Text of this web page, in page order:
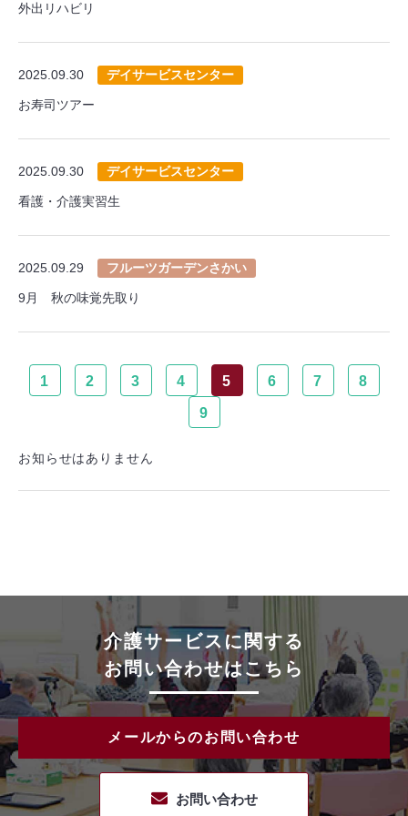
外出リハビリ
2025.09.30 デイサービスセンター
お寿司ツアー
2025.09.30 デイサービスセンター
看護・介護実習生
2025.09.29 フルーツガーデンさかい
9月 秋の味覚先取り
1 2 3 4 5 6 7 8
9
お知らせはありません
介護サービスに関する
お問い合わせはこちら
メールからのお問い合わせ
お問い合わせ